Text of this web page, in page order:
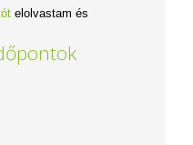
elolvastam és